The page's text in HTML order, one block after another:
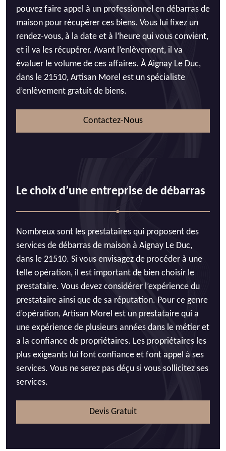
pouvez faire appel à un professionnel en débarras de
maison pour récupérer ces biens. Vous lui fixez un
rendez-vous, à la date et à l’heure qui vous convient,
et il va les récupérer. Avant l’enlèvement, il va
évaluer le volume de ces affaires. À Aignay Le Duc,
dans le 21510, Artisan Morel est un spécialiste
d’enlèvement gratuit de biens.
Contactez-Nous
Le choix d’une entreprise de débarras
Nombreux sont les prestataires qui proposent des
services de débarras de maison à Aignay Le Duc,
dans le 21510. Si vous envisagez de procéder à une
telle opération, il est important de bien choisir le
prestataire. Vous devez considérer l’expérience du
prestataire ainsi que de sa réputation. Pour ce genre
d’opération, Artisan Morel est un prestataire qui a
une expérience de plusieurs années dans le métier et
a la confiance de propriétaires. Les propriétaires les
plus exigeants lui font confiance et font appel à ses
services. Vous ne serez pas déçu si vous sollicitez ses
services.
Devis Gratuit